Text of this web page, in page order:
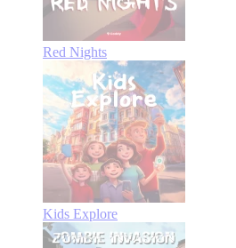
Red Nights
Kids Explore